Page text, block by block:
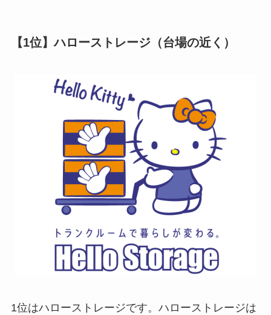
【1位】ハローストレージ（台場の近く）
1位はハローストレージです。ハローストレージは